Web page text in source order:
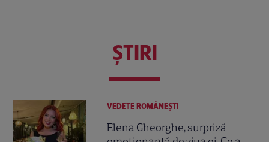
ŞTIRI
VEDETE ROMÂNEŞTI
Elena Gheorghe, surpriză